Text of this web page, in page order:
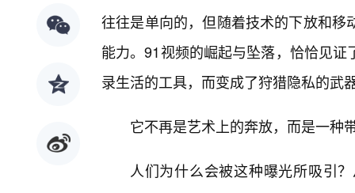
往往是单向的，但随着技术的下放和
能力。91视频的崛起与坠落，恰恰见
录生活的工具，而变成了狩猎隐私的武
它不再是艺术上的奔放，而是一种
人们为什么会被这种曝光所吸引